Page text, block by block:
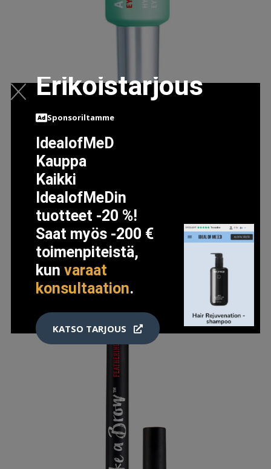
BIOTHERM HOMME AQUAPOWER EYE DE PUFFER EYE
15.6 EUR
LISÄTIETOJA
Erikoistarjous
Sponsoriltamme
IdealofMeD
Kauppa
Kaikki
IdealofMeDin
tuotteet -20 %!
Saat myös -200 €
toimenpiteistä,
kunvaraat
konsultaation.
KATSO TARJOUS